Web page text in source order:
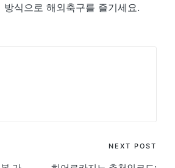
방식으로 해외축구를 즐기세요.
NEXT POST